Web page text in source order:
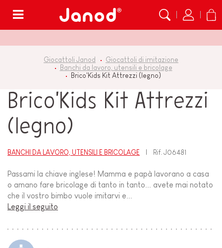
Giocattoli Janod
Giocattoli di imitazione
Banchi da lavoro, utensili e bricolage
Brico'Kids Kit Attrezzi (legno)
Brico'Kids Kit Attrezzi
(legno)
BANCHI DA LAVORO, UTENSILI E BRICOLAGE Rif.J06481
Passami la chiave inglese! Mamma e papà lavorano a casa
o amano fare bricolage di tanto in tanto... avete mai notato
che il vostro bimbo vuole imitarvi e...
Leggi il seguito